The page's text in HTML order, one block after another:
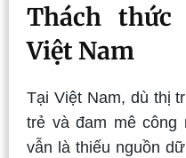
Thách
Việt Nam
Tại Việt Nam, dù thị
trẻ và đam mê công
vẫn là thiếu nguồn